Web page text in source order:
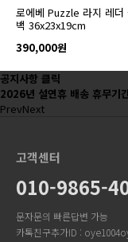
로에베 Puzzle 라지 레더
백 36x23x19cm
390,000원
공지사항 클릭
2026년 설연휴 배송 휴무기
PrevNext
고객센터
010-9865-
문자문의 빠른답변 가능
카톡친구추가ID :